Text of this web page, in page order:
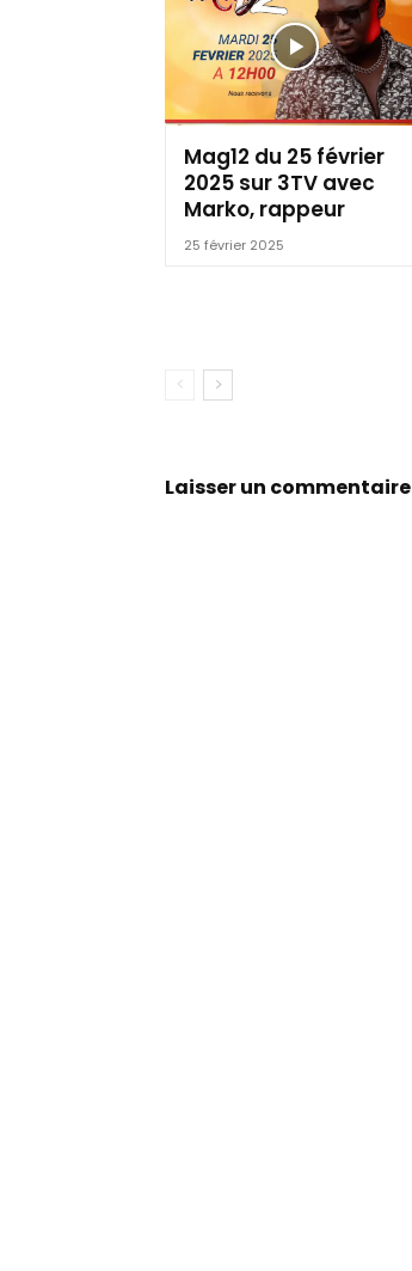
Mag12 du 25 février
2025 sur 3TV avec
Marko, rappeur
25 février 2025
Laisser un commentaire